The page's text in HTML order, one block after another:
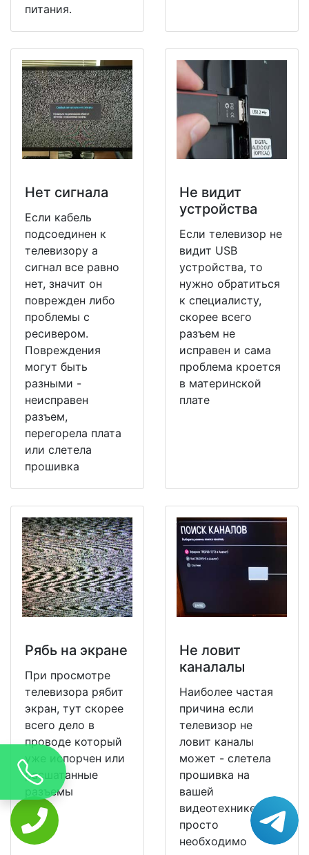
питания.
Нет сигнала
Если кабель
подсоединен к
телевизору а
сигнал все равно
нет, значит он
поврежден либо
проблемы с
ресивером.
Повреждения
могут быть
разными -
неисправен
разъем,
перегорела плата
или слетела
прошивка
Не видит
устройства
Если телевизор не
видит USB
устройства, то
нужно обратиться
к специалисту,
скорее всего
разъем не
исправен и сама
проблема кроется
в материнской
плате
Рябь на экране
При просмотре
телевизора рябит
экран, тут скорее
всего дело в
проводе который
уже испорчен или
расшатанные
разъемы
Не ловит
каналалы
Наиболее частая
причина если
телевизор не
ловит каналы
может - слетела
прошивка на
вашей
видеотехнике и ее
просто
необходимо